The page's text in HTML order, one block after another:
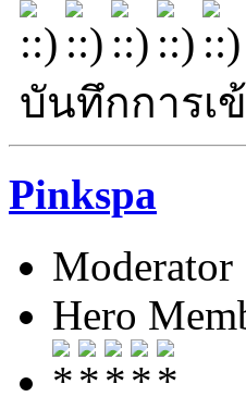
บันทึกการเ
Pinkspa
Moderator
Hero